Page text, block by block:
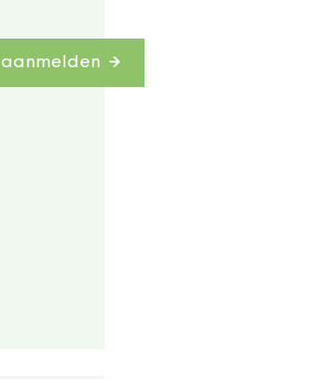
aanmelden